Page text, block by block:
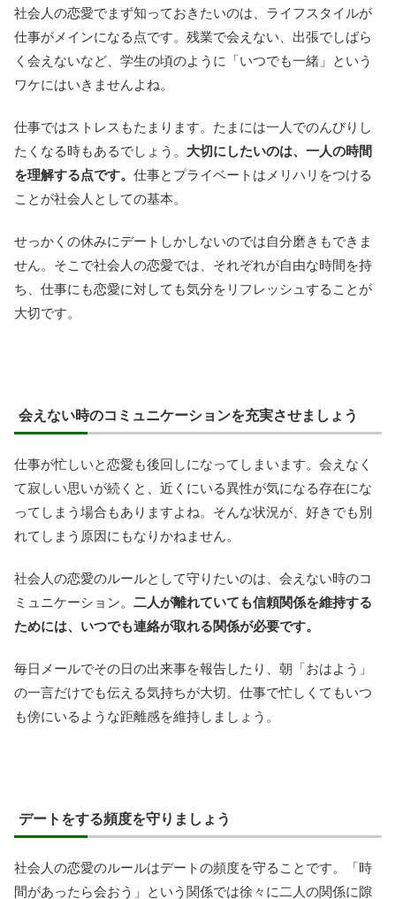
社会人の恋愛でまず知っておきたいのは、ライフスタイルが
仕事がメインになる点です。残業で会えない、出張でしばら
く会えないなど、学生の頃のように「いつでも一緒」という
ワケにはいきませんよね。
仕事ではストレスもたまります。たまには一人でのんびりし
たくなる時もあるでしょう。 大切にしたいのは、一人の時間
を理解する点です。 仕事とプライベートはメリハリをつける
ことが社会人としての基本。
せっかくの休みにデートしかしないのでは自分磨きもできま
せん。そこで社会人の恋愛では、それぞれが自由な時間を持
ち、仕事にも恋愛に対しても気分をリフレッシュすることが
大切です。
会えない時のコミュニケーションを充実させましょう
仕事が忙しいと恋愛も後回しになってしまいます。会えなく
て寂しい思いが続くと、近くにいる異性が気になる存在にな
ってしまう場合もありますよね。そんな状況が、好きでも別
れてしまう原因にもなりかねません。
社会人の恋愛のルールとして守りたいのは、会えない時のコ
ミュニケーション。 二人が離れていても信頼関係を維持する
ためには、いつでも連絡が取れる関係が必要です。
毎日メールでその日の出来事を報告したり、朝「おはよう」
の一言だけでも伝える気持ちが大切。仕事で忙しくてもいつ
も傍にいるような距離感を維持しましょう。
デートをする頻度を守りましょう
社会人の恋愛のルールはデートの頻度を守ることです。「時
間があったら会おう」という関係では徐々に二人の関係に隙